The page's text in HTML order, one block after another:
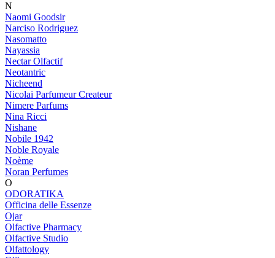
N
Naomi Goodsir
Narciso Rodriguez
Nasomatto
Nayassia
Nectar Olfactif
Neotantric
Nicheend
Nicolai Parfumeur Createur
Nimere Parfums
Nina Ricci
Nishane
Nobile 1942
Noble Royale
Noème
Noran Perfumes
O
ODORATIKA
Officina delle Essenze
Ojar
Olfactive Pharmacy
Olfactive Studio
Olfattology